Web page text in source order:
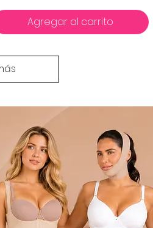
Agregar al carrito